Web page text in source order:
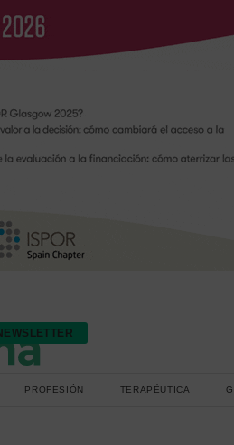
PROFESIÓN TERAPÉUTICA